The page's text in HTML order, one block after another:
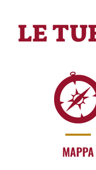
LE
MAPPA